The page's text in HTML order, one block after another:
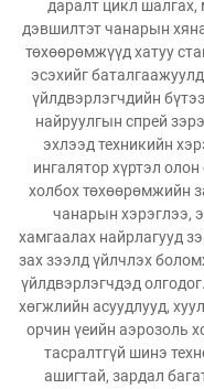
даралт цикл
дэвшилтэт чанарын
төхөөрөмжүүд хатуу
эсэхийг
үйлдвэрлэгчдийн
найруулгын спрей
эхлээд техникийн
ингалятор хүртэл
холбох төхөөрөмжийн
чанарын хэрэглээ,
хамгаалах найрлагууд
зах зээлд үйлчлэх
үйлдвэрлэгчдэд
хөгжлийн асуудлууд,
орчин үеийн аэрозоль
тасралтгүй шинэ
ашигтай, зардал